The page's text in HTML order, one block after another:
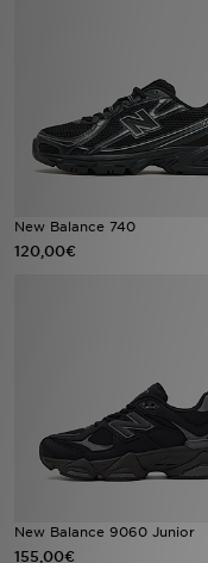
New Balance 740
120,00€
New Balance 9060 Junior
155,00€
DESPORTO
FUTEBOL JD
VER MARCAS
BLOG
ESTADO DO TEU